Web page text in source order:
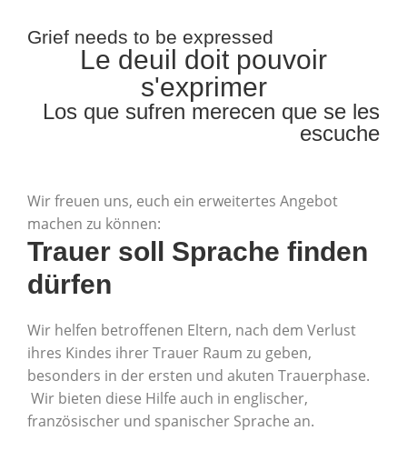
Grief needs to be expressed
Le deuil doit pouvoir
s'exprimer
Los que sufren merecen que se les
escuche
Wir freuen uns, euch ein erweitertes Angebot
machen zu können:
Trauer soll Sprache finden
dürfen
Wir helfen betroffenen Eltern, nach dem Verlust
ihres Kindes ihrer Trauer Raum zu geben,
besonders in der ersten und akuten Trauerphase.
Wir bieten diese Hilfe auch in englischer,
französischer und spanischer Sprache an.